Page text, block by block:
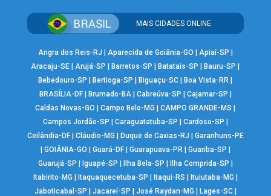
MAIS CIDADES ONLINE
Angra dos Reis-RJ | Aparecida de Goiânia-GO | Apiaí-SP |
Aracaju-SE |Arujá-SP |Barretos-SP |Batatais-SP |Bauru-SP |
Bebedouro-SP |Bertioga-SP |Biguaçu-SC |Boa Vista-RR |
BRASÍLIA-DF| Brumado-BA| Cabreúva-SP | Cajamar-SP |
Caldas Novas-GO |Campo Belo-MG |CAMPO GRANDE-MS |
Campos Jordão-SP | Caraguatatuba-SP | Cardoso-SP |
Ceilândia-DF| Cláudio-MG | Duque de Caxias-RJ | Garanhuns-PE
| GOIÂNIA-GO | Guará-DF| Guarapuava-PR| Guariba-SP |
Guarujá-SP | Iguapé-SP | Ilha Bela-SP | Ilha Comprida-SP |
Itabirito-MG | Itaquaquecetuba-SP | Itaqui-RS | Ituiutaba-MG |
Jaboticabal-SP | Jacareí-SP | José Raydan-MG | Lages-SC|